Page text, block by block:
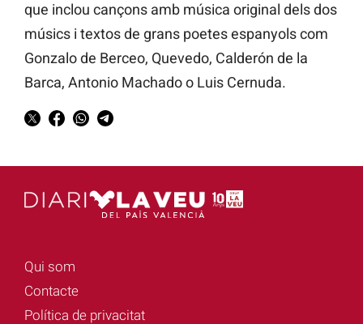
que inclou cançons amb música original dels dos
músics i textos de grans poetes espanyols com
Gonzalo de Berceo, Quevedo, Calderón de la
Barca, Antonio Machado o Luis Cernuda.
Qui som
Contacte
Política de privacitat